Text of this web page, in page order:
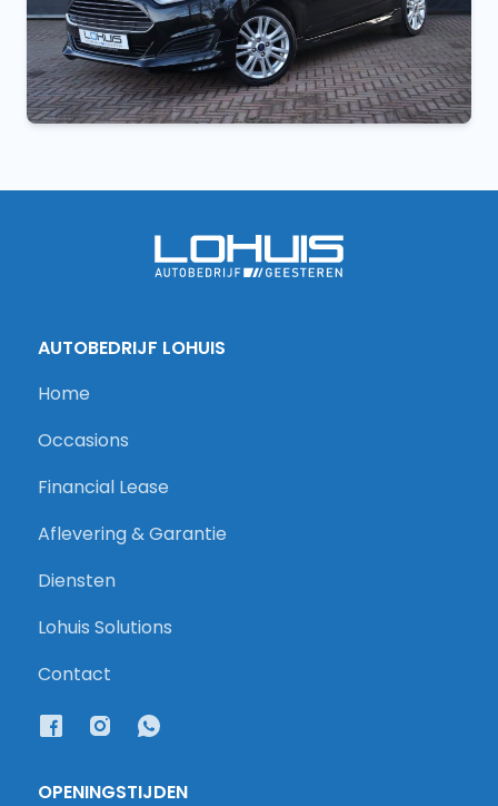
AUTOBEDRIJF LOHUIS
Home
Occasions
Financial Lease
Aflevering & Garantie
Diensten
Lohuis Solutions
Contact
OPENINGSTIJDEN